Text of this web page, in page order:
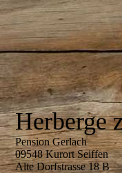
Herberge
Pension Gerlach
09548 Kurort Seiffen
Alte Dorfstrasse 18 B